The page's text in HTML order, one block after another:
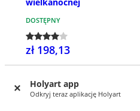
Holyart app
Odkryj teraz aplikację Holyart
DOSTĘPNY
zł 198,13